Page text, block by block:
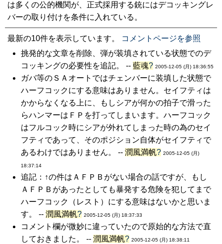
は多くの公的機関が、正式採用する銃にはデコッキングレ
バーの取り付けを条件に入れている。
最新の10件を表示しています。
コメントページを参照
挑発的な文章を削除、弾が装填されている状態でのデ
コッキングの必要性を追記。 -- 藍魂? 2005-12-05 (月) 18:36:55
ガバ等のＳＡオートではチェンバーに装填した状態で
ハーフコックにする意味はありません。セイフティは
かからなくなる上に、もしシアが何かの拍子で滑った
らハンマーはＦＰを打ってしまいます。ハーフコック
はフルコック時にシアが外れてしまった時の為のセイ
フティであって、そのポジション自体がセイフティで
あるわけではありません。 -- 潤風満帆? 2005-12-05 (月)
18:37:14
追記：↑の件はＡＦＰＢがない場合の話ですが、もし
ＡＦＰＢがあったとしても暴発する危険を犯してまで
ハーフコック（レスト）にする意味はないかと思いま
す。 -- 潤風満帆? 2005-12-05 (月) 18:37:33
コメント欄が微妙に違っていたので原始的な方法で直
しておきました。 -- 潤風満帆? 2005-12-05 (月) 18:38:11